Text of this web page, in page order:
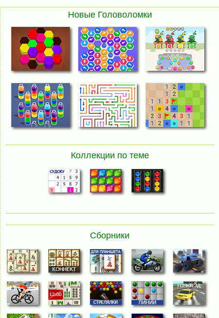
Новые Головоломки
Коллекции по теме
Сборники